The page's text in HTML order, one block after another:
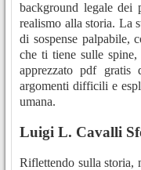
background legale dei
realismo alla storia. La
di sospense palpabile,
che ti tiene sulle spine,
apprezzato pdf gratis
argomenti difficili e
umana.
Luigi L. Cavalli
Riflettendo sulla storia,